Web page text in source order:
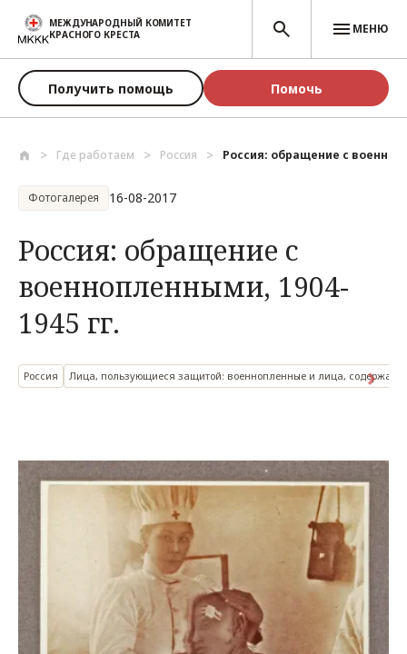
Перейти к основному содержанию
МЕЖДУНАРОДНЫЙ КОМИТЕТ
КРАСНОГО КРЕСТА
МЕНЮ
Получить помощь Помочь
Где работаем Россия Россия: обращение с
Фотогалерея 16-08-2017
Россия: обращение с
военнопленными, 1904-
1945 гг.
Россия Лица, пользующиеся защитой: военнопленные и лица,